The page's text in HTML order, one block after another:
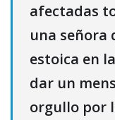
afectadas
una señora
estoica en
dar un
orgullo por